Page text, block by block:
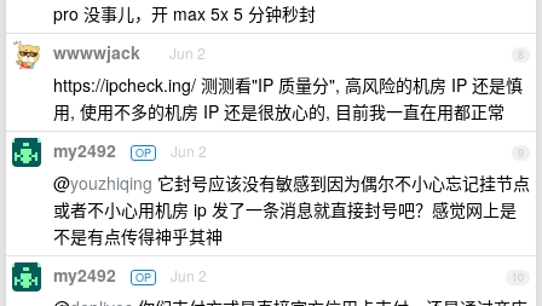
pro 没事儿，开 max 5x 5 分钟秒封
8
wwwwjack Jun 2
https://ipcheck.ing/ 测测看"IP 质量分", 高风险的机房 IP 还是慎
用, 使用不多的机房 IP 还是很放心的, 目前我一直在用都正常
9
my2492 OP Jun 2
@youzhiqing 它封号应该没有敏感到因为偶尔不小心忘记挂节点
或者不小心用机房 ip 发了一条消息就直接封号吧？感觉网上是
不是有点传得神乎其神
10
my2492 OP Jun 2